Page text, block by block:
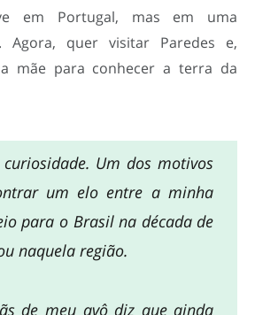
em Portugal, mas em uma
Agora, quer visitar Paredes e,
mãe para conhecer a terra da
curiosidade. Um dos motivos
um elo entre a minha
para o Brasil na década de
naquela região.
de meu avô diz que ainda